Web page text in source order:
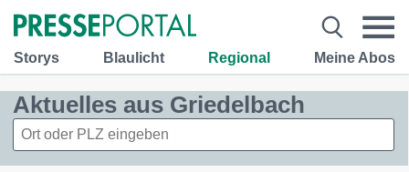
Storys Blaulicht Regional Meine Abos
Aktuelles aus Griedelbach